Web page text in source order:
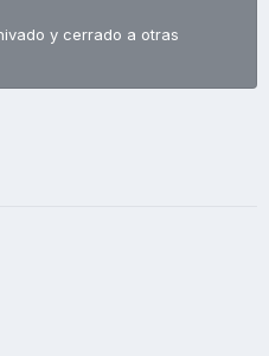
y cerrado a otras